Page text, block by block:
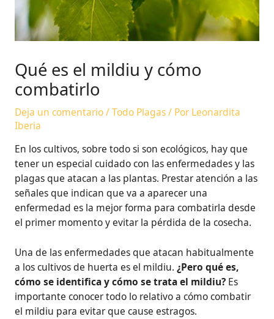
Qué es el mildiu y cómo
combatirlo
Deja un comentario/Todo Plagas/ Por Leonardita
Iberia
En los cultivos, sobre todo si son ecológicos, hay que
tener un especial cuidado con las enfermedades y las
plagas que atacan a las plantas. Prestar atención a las
señales que indican que va a aparecer una
enfermedad es la mejor forma para combatirla desde
el primer momento y evitar la pérdida de la cosecha.
Una de las enfermedades que atacan habitualmente
a los cultivos de huerta es el mildiu. ¿Pero qué es,
cómo se identifica y cómo se trata el mildiu?Es
importante conocer todo lo relativo a cómo combatir
el mildiu para evitar que cause estragos.